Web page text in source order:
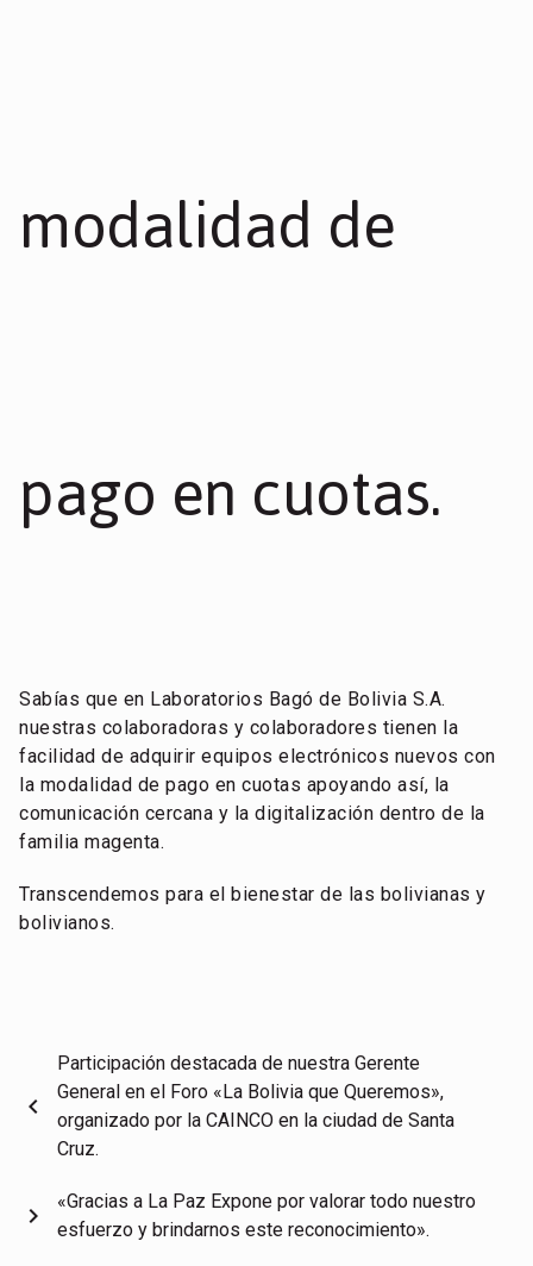
modalidad de
pago en cuotas.
Sabías que en Laboratorios Bagó de Bolivia S.A.
nuestras colaboradoras y colaboradores tienen la
facilidad de adquirir equipos electrónicos nuevos con
la modalidad de pago en cuotas apoyando así, la
comunicación cercana y la digitalización dentro de la
familia magenta.
Transcendemos para el bienestar de las bolivianas y
bolivianos.
chevron_left
Participación destacada de nuestra Gerente
General en el Foro «La Bolivia que Queremos»,
organizado por la CAINCO en la ciudad de Santa
Cruz.
«Gracias a La Paz Expone por valorar todo nuestro
esfuerzo y brindarnos este reconocimiento».
chevron_right